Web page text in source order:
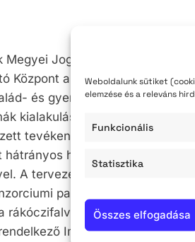
Weboldalunk sütiket
elemzése és a releváns
Funkcionális
Statisztika
Összes elfogadása
Jogú Város
Központ alkotta konzorcium
és gyermekjóléti szolgálat,
kialakulásának megelőzését,
tevékenységek összhangban
helyzetű
A tervezés széleskörű
partnerek, a térségben
rákóczifalvai, a társadalmi
Impulzus Egyesület, a